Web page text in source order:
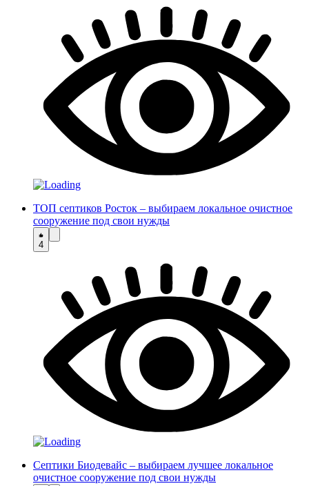
ТОП септиков Росток – выбираем локальное очистное
сооружение под свои нужды
4
Септики Биодевайс – выбираем лучшее локальное
очистное сооружение под свои нужды